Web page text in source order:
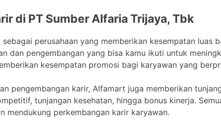
di PT Sumber Alfaria Trijaya, Tbk
perusahaan yang memberikan kesempatan luas
dan pengembangan yang bisa kamu ikuti untuk
kesempatan promosi bagi karyawan yang
pengembangan karir, Alfamart juga memberikan
tunjangan kesehatan, hingga bonus kinerja.
mendukung perkembangan karir karyawan.